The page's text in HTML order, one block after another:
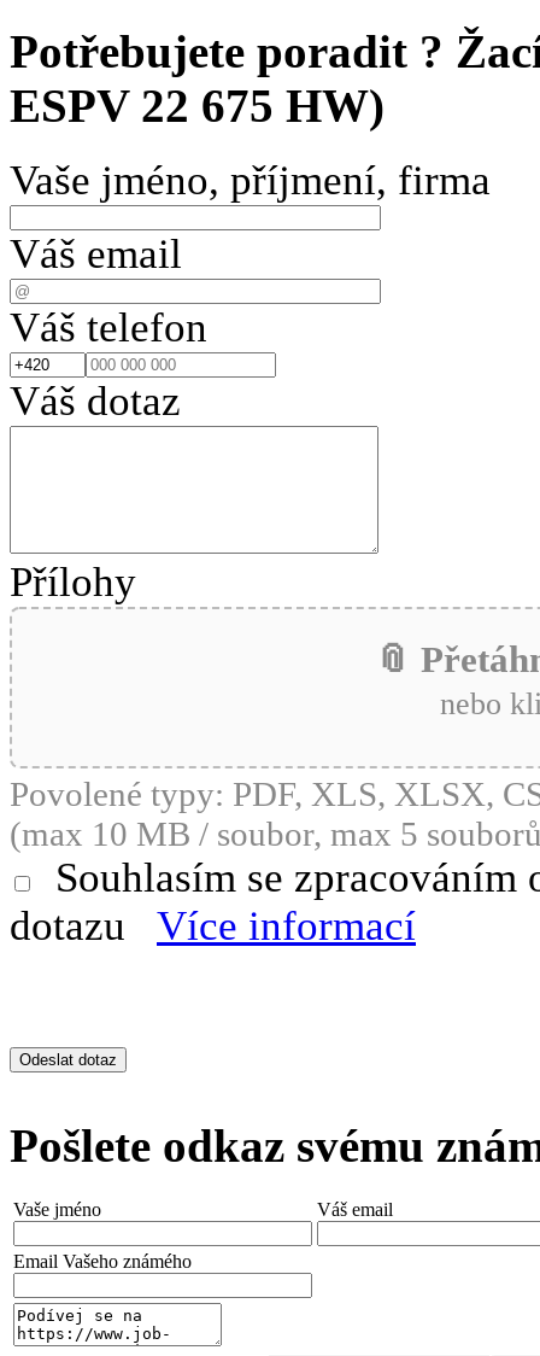
Potřebujete poradit ?
ESPV 22 675 HW)
Vaše jméno, příjmení, firma
Váš email
Váš telefon
Váš dotaz
Přílohy
📎
nebo
Povolené typy: PDF, XLS, XLSX,
(max 10 MB / soubor, max 5
Souhlasím se
dotazu
Více informací
Pošlete odkaz svému
Vaše jméno Váš email
Email Vašeho známého